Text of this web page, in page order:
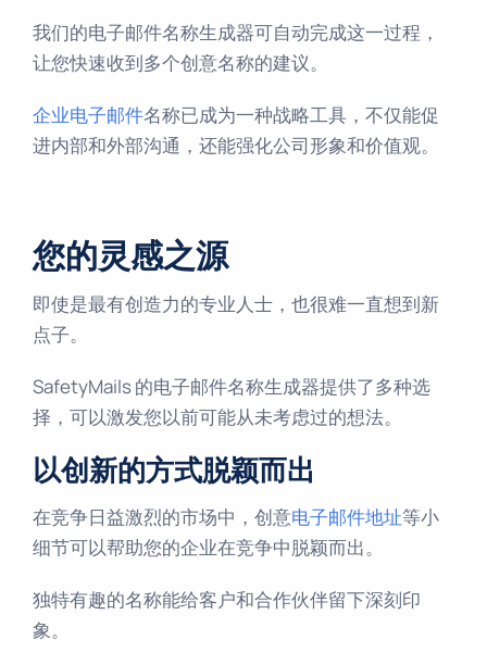
我们的电子邮件名称生成器可自动完成这一过程，
让您快速收到多个创意名称的建议。
企业电子邮件名称已成为一种战略工具，不仅能促
进内部和外部沟通，还能强化公司形象和价值观。
您的灵感之源
即使是最有创造力的专业人士，也很难一直想到新
点子。
SafetyMails 的电子邮件名称生成器提供了多种选
择，可以激发您以前可能从未考虑过的想法。
以创新的方式脱颖而出
在竞争日益激烈的市场中，创意电子邮件地址等小
细节可以帮助您的企业在竞争中脱颖而出。
独特有趣的名称能给客户和合作伙伴留下深刻印
象。